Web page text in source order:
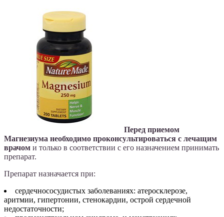
Перед приемом
Магнезиума необходимо проконсультироваться с лечащим
врачом и только в соответствии с его назначением принимать
препарат.
Препарат назначается при:
сердечнососудистых заболеваниях: атеросклерозе,
аритмии, гипертонии, стенокардии, острой сердечной
недостаточности;